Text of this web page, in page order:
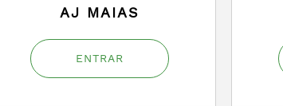
AJ MAIAS
ENTRAR